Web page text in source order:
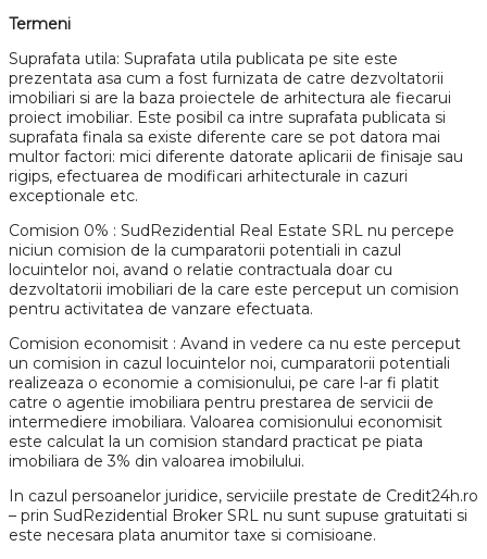
Termeni
Suprafata utila: Suprafata utila publicata pe site este
prezentata asa cum a fost furnizata de catre dezvoltatorii
imobiliari si are la baza proiectele de arhitectura ale fiecarui
proiect imobiliar. Este posibil ca intre suprafata publicata si
suprafata finala sa existe diferente care se pot datora mai
multor factori: mici diferente datorate aplicarii de finisaje sau
rigips, efectuarea de modificari arhitecturale in cazuri
exceptionale etc.
Comision 0% : SudRezidential Real Estate SRL nu percepe
niciun comision de la cumparatorii potentiali in cazul
locuintelor noi, avand o relatie contractuala doar cu
dezvoltatorii imobiliari de la care este perceput un comision
pentru activitatea de vanzare efectuata.
Comision economisit : Avand in vedere ca nu este perceput
un comision in cazul locuintelor noi, cumparatorii potentiali
realizeaza o economie a comisionului, pe care l-ar fi platit
catre o agentie imobiliara pentru prestarea de servicii de
intermediere imobiliara. Valoarea comisionului economisit
este calculat la un comision standard practicat pe piata
imobiliara de 3% din valoarea imobilului.
In cazul persoanelor juridice, serviciile prestate de Credit24h.ro
– prin SudRezidential Broker SRL nu sunt supuse gratuitati si
este necesara plata anumitor taxe si comisioane.